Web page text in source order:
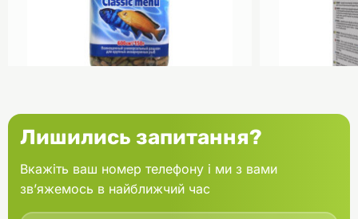
банка 150 г
В кошик
Aquael
Лишились запитання?
Вкажіть ваш номер телефону і ми з вами
зв’яжемось в найближчий час